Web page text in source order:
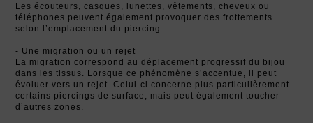
Les écouteurs, casques, lunettes, vêtements, cheveux ou
téléphones peuvent également provoquer des frottements
selon l’emplacement du piercing.
- Une migration ou un rejet
La migration correspond au déplacement progressif du bijou
dans les tissus. Lorsque ce phénomène s’accentue, il peut
évoluer vers un rejet. Celui-ci concerne plus particulièrement
certains piercings de surface, mais peut également toucher
d’autres zones.